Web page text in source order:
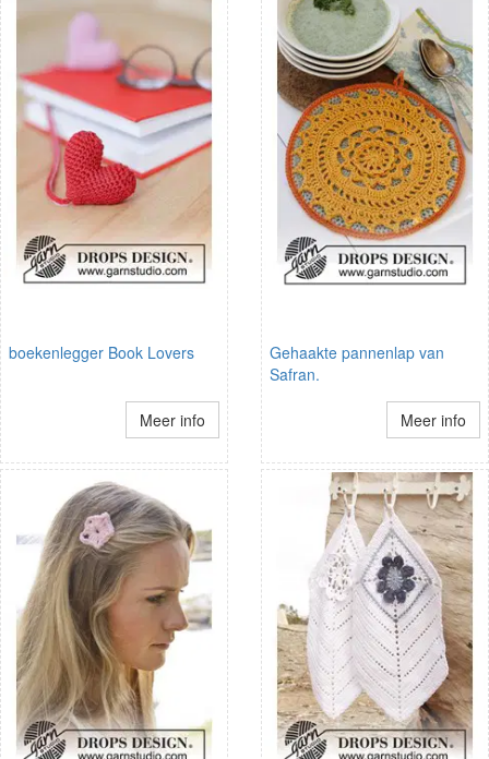
boekenlegger Book Lovers
Meer info
Gehaakte pannenlap van
Safran.
Meer info